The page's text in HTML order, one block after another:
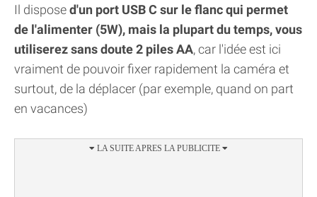
Il disposed'un port USB C sur le flanc qui permet
de l'alimenter (5W), mais la plupart du temps, vous
utiliserez sans doute 2 piles AA, car l'idée est ici
vraiment de pouvoir fixer rapidement la caméra et
surtout, de la déplacer (par exemple, quand on part
en vacances)